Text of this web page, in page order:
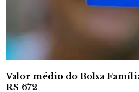
Valor médio do Bolsa
R$ 672